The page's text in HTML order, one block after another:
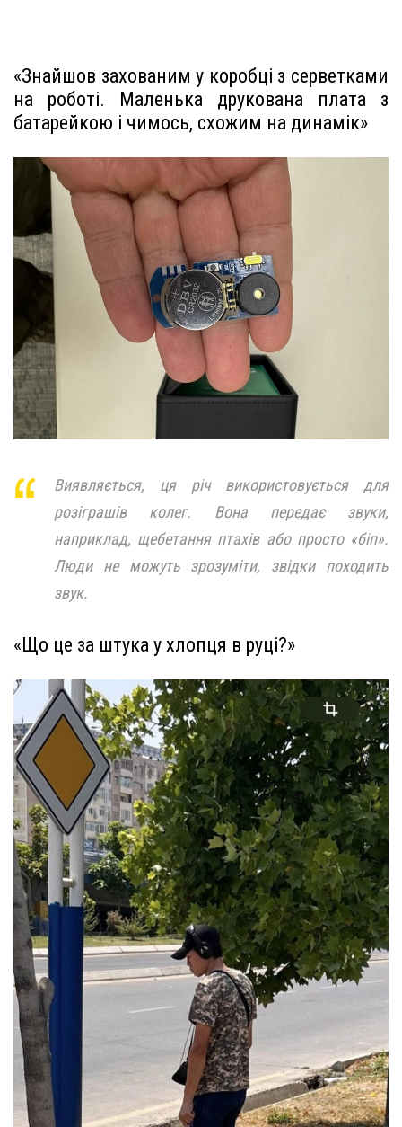
«Знайшов захованим у коробці з серветками
на роботі. Маленька друкована плата з
батарейкою і чимось, схожим на динамік»
Виявляється, ця річ використовується для
розіграшів колег. Вона передає звуки,
наприклад, щебетання птахів або просто «біп».
Люди не можуть зрозуміти, звідки походить
звук.
«Що це за штука у хлопця в руці?»